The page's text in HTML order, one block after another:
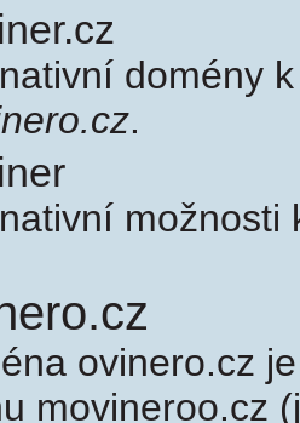
domény
.
ovinero.cz
movineroo.cz